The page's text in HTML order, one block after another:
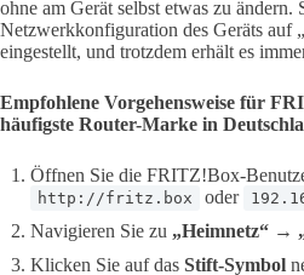
ohne am Gerät selbst etwas zu ändern.
Netzwerkkonfiguration des Geräts auf
eingestellt, und trotzdem erhält es
Empfohlene Vorgehensweise für
häufigste Router-Marke in
Öffnen Sie die FRITZ!Box-
http://fritz.box oder
Navigieren Sie zu „Heimnetz“ →
Klicken Sie auf das Stift-Symbol